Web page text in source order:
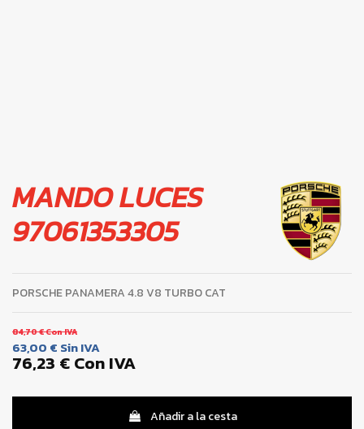
MANDO LUCES
97061353305
PORSCHE PANAMERA 4.8 V8 TURBO CAT
84,70 €Con IVA
63,00 € Sin IVA
76,23 €Con IVA
Añadir a la cesta